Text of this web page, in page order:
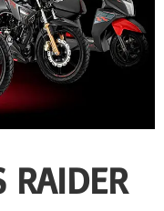
RAIDER